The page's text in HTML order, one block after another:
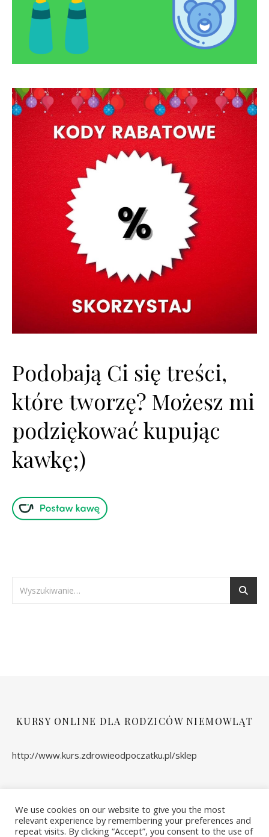
Podobają Ci się treści,
które tworzę? Możesz mi
podziękować kupując
kawkę;)
KURSY ONLINE DLA RODZICÓW NIEMOWLĄT
http://www.kurs.zdrowieodpoczatku.pl/sklep
We use cookies on our website to give you the most
relevant experience by remembering your preferences and
repeat visits. By clicking “Accept”, you consent to the use of